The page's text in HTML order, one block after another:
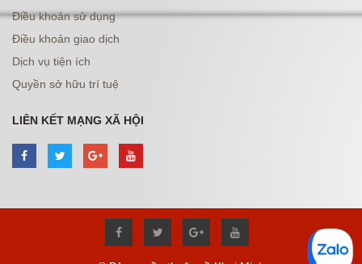
Điều khoản sử dụng
Điều khoản giao dịch
Dịch vụ tiện ích
Quyền sở hữu trí tuệ
LIÊN KẾT MẠNG XÃ HỘI